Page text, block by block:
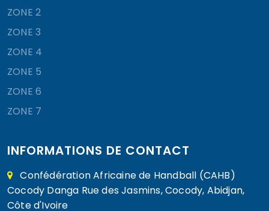
ZONE 2
ZONE 3
ZONE 4
ZONE 5
ZONE 6
ZONE 7
INFORMATIONS DE CONTACT
Confédération Africaine de Handball (CAHB)
Cocody Danga Rue des Jasmins, Cocody, Abidjan,
Côte d'Ivoire